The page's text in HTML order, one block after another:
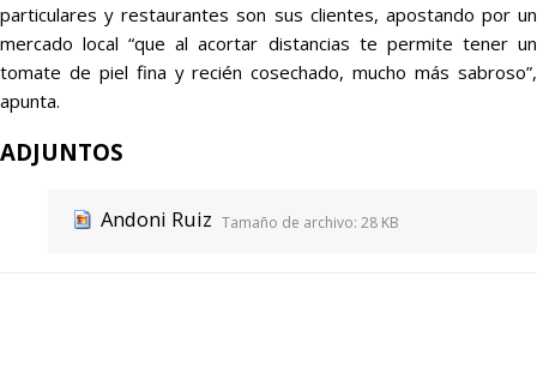
particulares y restaurantes son sus clientes, apostando por un
mercado local “que al acortar distancias te permite tener un
tomate de piel fina y recién cosechado, mucho más sabroso”,
apunta.
ADJUNTOS
Andoni Ruiz Tamaño de archivo: 28 KB